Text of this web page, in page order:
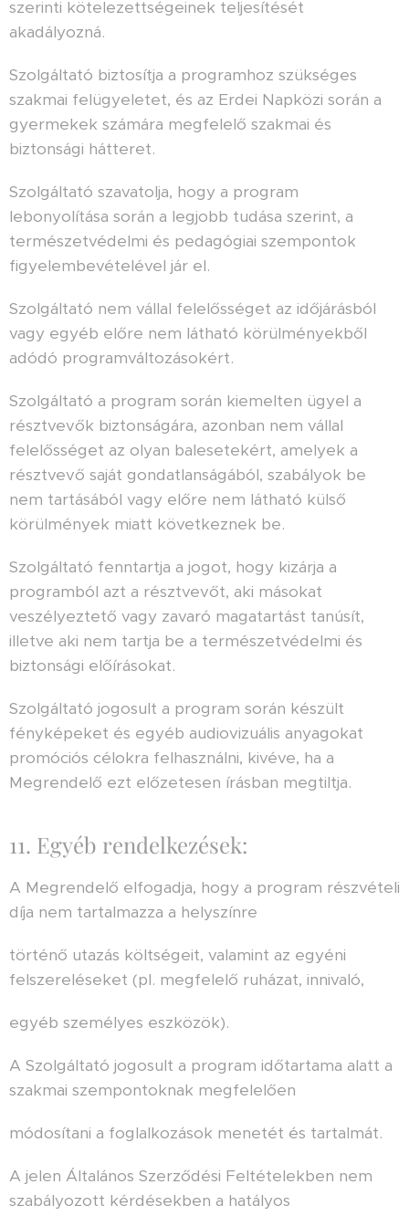
szerinti kötelezettségeinek teljesítését
akadályozná.
Szolgáltató biztosítja a programhoz szükséges
szakmai felügyeletet, és az Erdei Napközi során a
gyermekek számára megfelelő szakmai és
biztonsági hátteret.
Szolgáltató szavatolja, hogy a program
lebonyolítása során a legjobb tudása szerint, a
természetvédelmi és pedagógiai szempontok
figyelembevételével jár el.
Szolgáltató nem vállal felelősséget az időjárásból
vagy egyéb előre nem látható körülményekből
adódó programváltozásokért.
Szolgáltató a program során kiemelten ügyel a
résztvevők biztonságára, azonban nem vállal
felelősséget az olyan balesetekért, amelyek a
résztvevő saját gondatlanságából, szabályok be
nem tartásából vagy előre nem látható külső
körülmények miatt következnek be.
Szolgáltató fenntartja a jogot, hogy kizárja a
programból azt a résztvevőt, aki másokat
veszélyeztető vagy zavaró magatartást tanúsít,
illetve aki nem tartja be a természetvédelmi és
biztonsági előírásokat.
Szolgáltató jogosult a program során készült
fényképeket és egyéb audiovizuális anyagokat
promóciós célokra felhasználni, kivéve, ha a
Megrendelő ezt előzetesen írásban megtiltja.
11. Egyéb rendelkezések:
A Megrendelő elfogadja, hogy a program részvételi
díja nem tartalmazza a helyszínre
történő utazás költségeit, valamint az egyéni
felszereléseket (pl. megfelelő ruházat, innivaló,
egyéb személyes eszközök).
A Szolgáltató jogosult a program időtartama alatt a
szakmai szempontoknak megfelelően
módosítani a foglalkozások menetét és tartalmát.
A jelen Általános Szerződési Feltételekben nem
szabályozott kérdésekben a hatályos